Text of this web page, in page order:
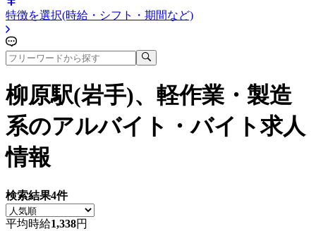
特徴を選択(時給・シフト・期間など)
柳原駅(岩手)、軽作業・製造
系のアルバイト・バイト求人
情報
検索結果4件
平均時給1,338円